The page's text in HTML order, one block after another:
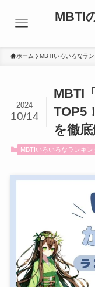
MBTI
ホーム MBTIいろいろなラ
MBTI
TOP5
を徹
2024
10/14
MBTIいろいろなランキン